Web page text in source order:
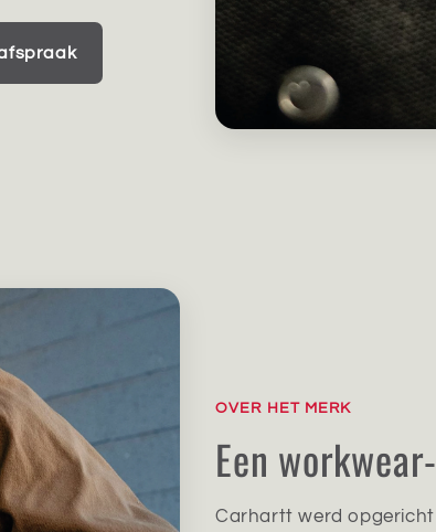
OVER HET MERK
Een
Carhartt werd opgericht